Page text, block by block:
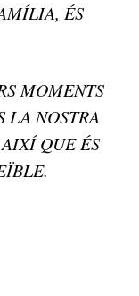
ÉS
MOMENTS
LA NOSTRA
QUE ÉS